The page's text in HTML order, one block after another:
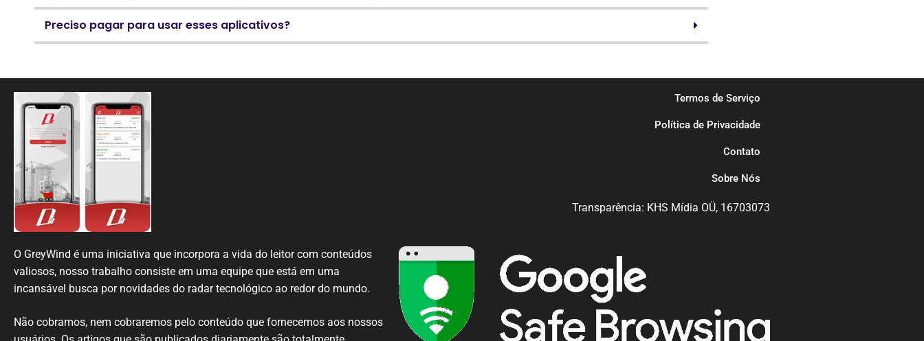
Preciso pagar para usar esses aplicativos?
O GreyWind é uma iniciativa que incorpora a vida do leitor com conteúdos
valiosos, nosso trabalho consiste em uma equipe que está em uma
incansável busca por novidades do radar tecnológico ao redor do mundo.
Não cobramos, nem cobraremos pelo conteúdo que fornecemos aos nossos
Termos de Serviço
Política de Privacidade
Contato
Sobre Nós
Transparência: KHS Mídia OÜ, 16703073